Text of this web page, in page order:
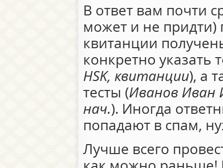
В ответ вам почти
может и не придти)
квитанции
конкретно указать
HSK, квитанции), а
тесты (Иванов Иван
нач.). Иногда
попадают в спам,
Лучше всего